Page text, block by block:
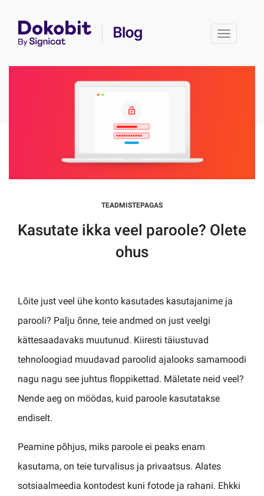
Toggle
TEADMISTEPAGAS
Kasutate ikka veel paroole? Olete
ohus
Lõite just veel ühe konto kasutades kasutajanime ja
parooli? Palju õnne, teie andmed on just veelgi
kättesaadavaks muutunud. Kiiresti täiustuvad
tehnoloogiad muudavad paroolid ajalooks samamoodi
nagu nagu see juhtus floppikettad. Mäletate neid veel?
Nende aeg on möödas, kuid paroole kasutatakse
endiselt.
Peamine põhjus, miks paroole ei peaks enam
kasutama, on teie turvalisus ja privaatsus. Alates
sotsiaalmeedia kontodest kuni fotode ja rahani. Ehkki